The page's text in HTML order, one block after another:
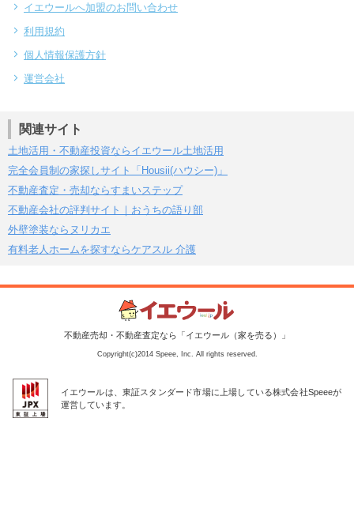
イエウールへ加盟のお問い合わせ
利用規約
個人情報保護方針
運営会社
関連サイト
土地活用・不動産投資ならイエウール土地活用
完全会員制の家探しサイト「Housii(ハウシー)」
不動産査定・売却ならすまいステップ
不動産会社の評判サイト｜おうちの語り部
外壁塗装ならヌリカエ
有料老人ホームを探すならケアスル 介護
不動産売却・不動産査定なら「イエウール（家を売る）」
Copyright(c)2014 Speee, Inc. All rights reserved.
イエウールは、東証スタンダード市場に上場している株式会社Speeeが
運営しています。